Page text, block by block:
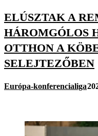
ELÚSZTAK A
HÁROMGÓLOS
OTTHON A
SELEJTEZŐBEN
Európa-konferencialiga